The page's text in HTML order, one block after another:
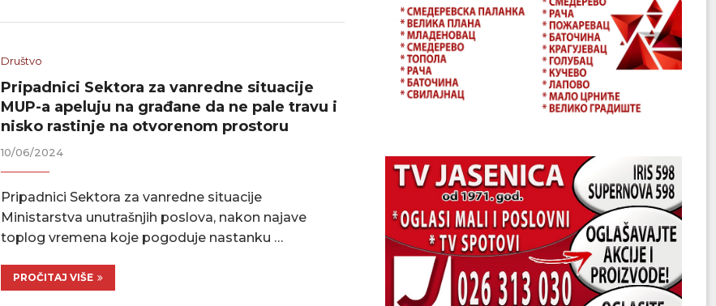
Društvo
Pripadnici Sektora za vanredne situacije
MUP-a apeluju na građane da ne pale travu i
nisko rastinje na otvorenom prostoru
10/06/2024
Pripadnici Sektora za vanredne situacije
Ministarstva unutrašnjih poslova, nakon najave
toplog vremena koje pogoduje nastanku …
PROČITAJ VIŠE